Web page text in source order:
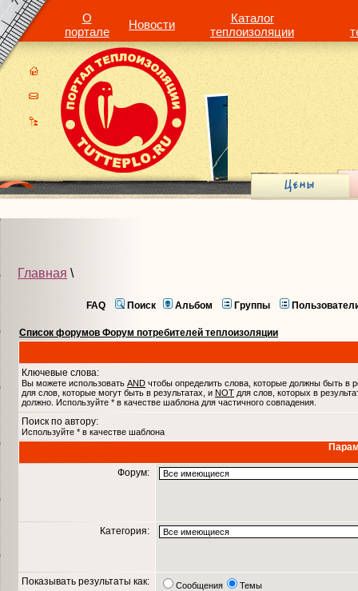
О
портале
Новости
Каталог
теплоизоляции
Главная \
FAQ Поиск Альбом Группы
Список форумов Форум потребителей теплоизоляции
Ключевые слова:
Вы можете использовать AND чтобы определить слова, которые должны быть в
для слов, которые могут быть в результатах, и NOT для слов, которых в
должно. Используйте * в качестве шаблона для частичного совпадения.
Поиск по автору:
Используйте * в качестве шаблона
Форум:
Категория:
Показывать результаты как: Сообщения Темы